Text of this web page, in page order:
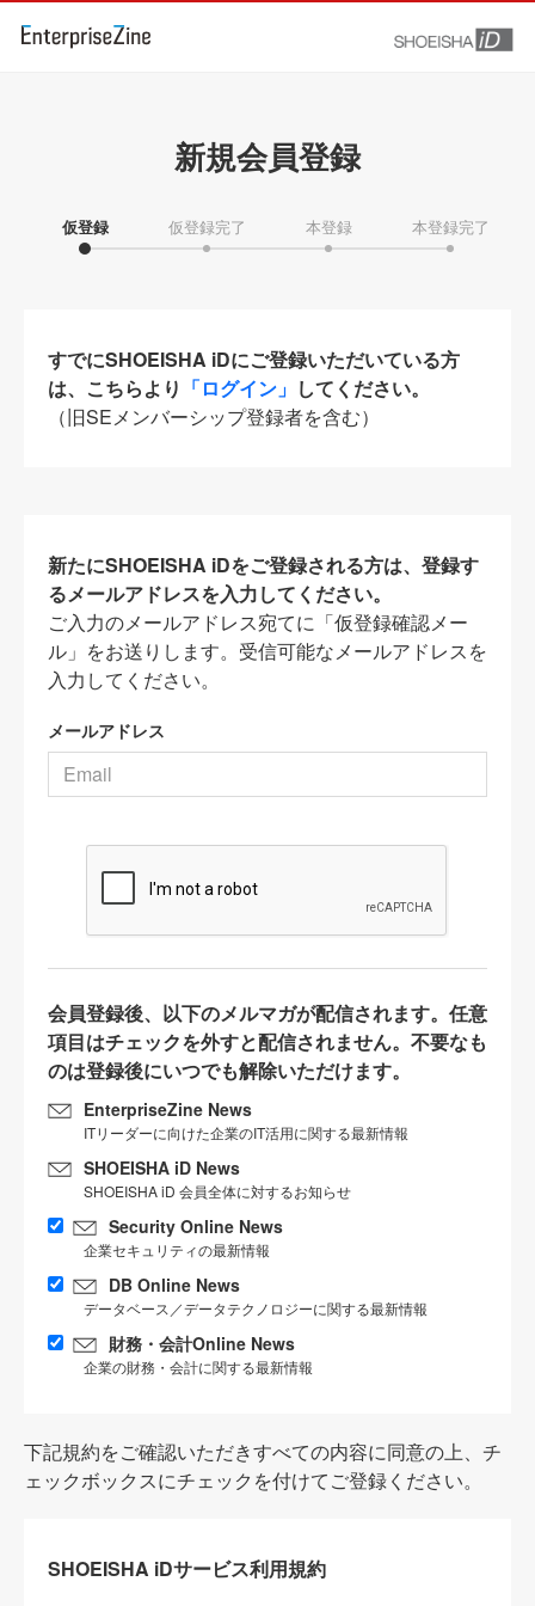
新規会員登録
仮登録 仮登録完了 本登録 本登録完了
すでにSHOEISHA iDにご登録いただいている方
は、こちらより 「ログイン」 してください。
（旧SEメンバーシップ登録者を含む）
新たにSHOEISHA iDをご登録される方は、登録す
るメールアドレスを入力してください。
ご入力のメールアドレス宛てに「仮登録確認メー
ル」をお送りします。受信可能なメールアドレスを
入力してください。
メールアドレス
会員登録後、以下のメルマガが配信されます。任意
項目はチェックを外すと配信されません。不要なも
のは登録後にいつでも解除いただけます。
EnterpriseZine News
ITリーダーに向けた企業のIT活用に関する最新情報
SHOEISHA iD News
SHOEISHA iD 会員全体に対するお知らせ
Security Online News
企業セキュリティの最新情報
DB Online News
データベース／データテクノロジーに関する最新情報
財務・会計Online News
企業の財務・会計に関する最新情報
下記規約をご確認いただきすべての内容に同意の上、チ
ェックボックスにチェックを付けてご登録ください。
SHOEISHA iDサービス利用規約